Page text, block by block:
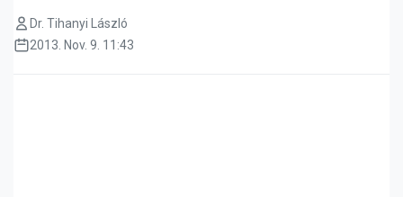
Dr. Tihanyi László
2013. Nov. 9. 11:43